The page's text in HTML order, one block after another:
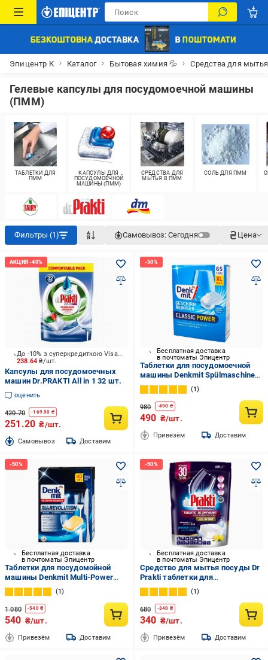
Эпицентр К Каталог Бытовая химия 💦 Средства для
Гелевые капсулы для посудомоечной машины
(ПММ)
ТАБЛЕТКИ ДЛЯ
ПММ
КАПСУЛЫ ДЛЯ
ПОСУДОМОЕЧНОЙ
МАШИНЫ (ПММ)
СРЕДСТВА ДЛЯ
МЫТЬЯ В ПММ
СОЛЬ ДЛЯ ПММ
Фильтры (1) Самовывоз: Сегодня Цена
238.64₴/шт.
До -10% з суперкредиткою Visa Вигода
Капсулы для посудомоечных
машин Dr.PRAKTI All in 1 32 шт.
оценить
420.70 -169.50 ₴
251.20 ₴/шт.
Cамовывоз Доставим
Бесплатная доставка
в почтоматы Эпицентр
Таблетки для посудомоечной
машины Denkmit Spülmaschinen
65 шт. (23188463)
1
980 -490 ₴
490 ₴/шт.
Привезём Доставим
Бесплатная доставка
в почтоматы Эпицентр
Таблетки для посудомойной
машины Denkmit Multi-Power
Revolution 40 шт. (446114891)
1
1 080 -540₴
540 ₴/шт.
Привезём Доставим
Бесплатная доставка
в почтоматы Эпицентр
Средство для мытья посуды Dr
Prakti таблетки для
посудомоечной машины 30 шт.
(382889250)
1
680 -340 ₴
340 ₴/шт.
Привезём Доставим